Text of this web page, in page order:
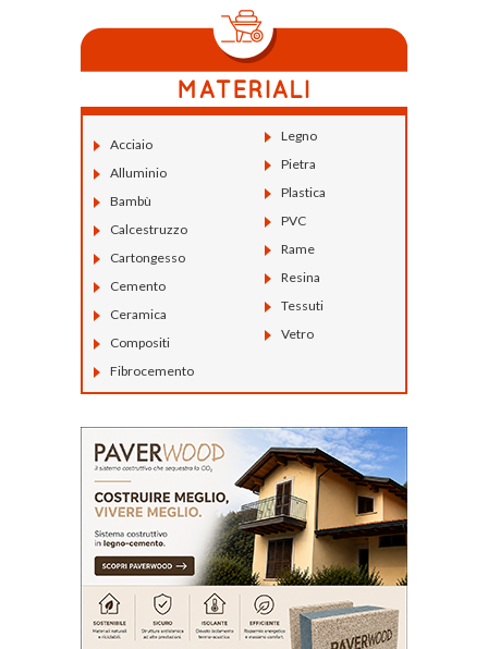
Acciaio
Alluminio
Bambù
Calcestruzzo
Cartongesso
Cemento
Ceramica
Compositi
Fibrocemento
Legno
Pietra
Plastica
PVC
Rame
Resina
Tessuti
Vetro